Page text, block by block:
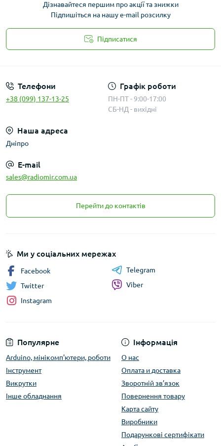
Дізнавайтеся першим про акції та знижки
Підпишіться на нашу e-mail розсилку
Підписатися
Телефони
+38 (099) 137-13-25
Графік роботи
ПН-ПТ - 9:00-17:00
СБ-НД - вихідні
Наша адреса
Дніпро
E-mail
sales@radiomir.com.ua
Перейти до контактів
Популярне
Arduino, мінікомп'ютери, роботи
Інструмент
Викрутки
Інше обладнання
Інформація
О нас
Оплата и доставка
Зворотній зв’язок
Повернення товару
Карта сайту
Виробники
Подарункові сертифікати
Ми у соціальних мережах
Facebook
Twitter
Instagram
Telegram
Viber